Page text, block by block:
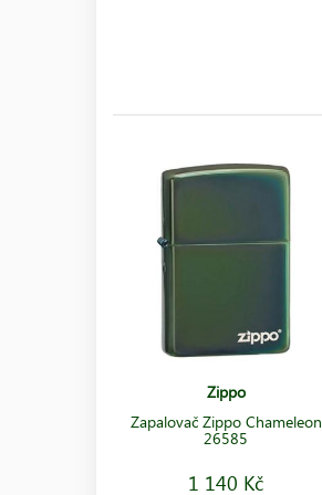
Zippo
Zapalovač Zippo Chameleon
26585
1 140 Kč